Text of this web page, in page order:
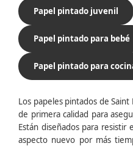
Papel pintado juvenil
Papel pintado para bebé
Papel pintado para
Los papeles pintados de
de primera calidad para
Están diseñados para
aspecto nuevo por más